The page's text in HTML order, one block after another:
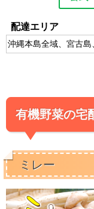
配達エリア
沖縄本島全域、宮古
有機野菜の宅
ミレー